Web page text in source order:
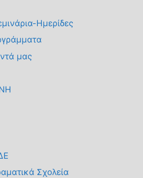
Ημερίδες
μας
Σχολεία